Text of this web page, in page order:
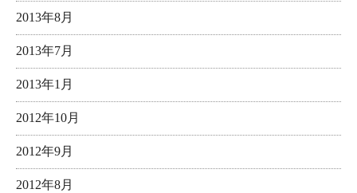
2013年8月
2013年7月
2013年1月
2012年10月
2012年9月
2012年8月